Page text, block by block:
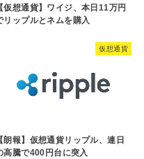
【仮想通貨】ワイジ、本日11万円
リップルとネムを購入
仮想通貨
【朗報】仮想通貨リップル、連日
高騰で400円台に突入